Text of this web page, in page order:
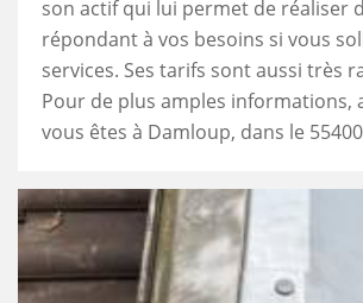
son actif qui lui permet de réaliser
répondant à vos besoins si vous
services. Ses tarifs sont aussi très
Pour de plus amples informations,
vous êtes à Damloup, dans le